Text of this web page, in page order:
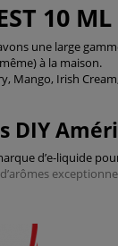
10
une large
à la maison.
Mango, Irish
DIY
d’e-liquide
d’arômes